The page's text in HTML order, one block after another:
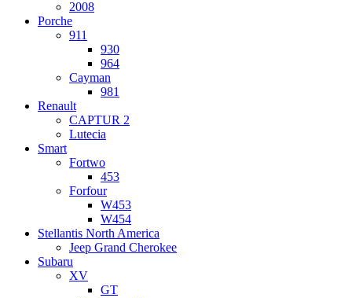
2008
Porche
911
930
964
Cayman
981
Renault
CAPTUR 2
Lutecia
Smart
Fortwo
453
Forfour
W453
W454
Stellantis North America
Jeep Grand Cherokee
Subaru
XV
GT